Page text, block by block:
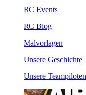
RC Events
RC Blog
Malvorlagen
Unsere Geschichte
Unsere Teampiloten